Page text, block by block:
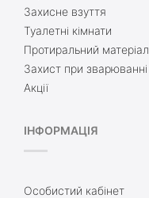
Захисне взуття
Туалетні кімнати
Протиральний матеріал
Захист при зварюванні
Акції
ІНФОРМАЦІЯ
Особистий кабінет